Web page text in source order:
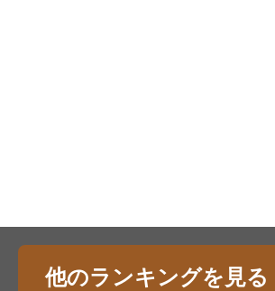
他のランキングを見る